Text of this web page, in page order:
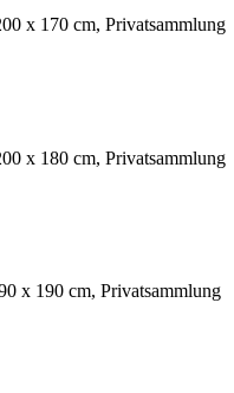
x 170 cm, Privatsammlung
x 180 cm, Privatsammlung
x 190 cm, Privatsammlung